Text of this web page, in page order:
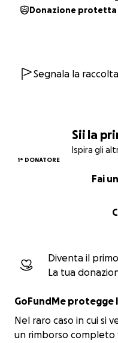
Sii la
Ispira gli
1° DONATORE
Fai
Diventa il
La tua
GoFundMe protegge
Nel raro caso in cui si
un rimborso completo
aiutando i giovani a
Sosteneteci: la
Donazione protetta
Segnala la